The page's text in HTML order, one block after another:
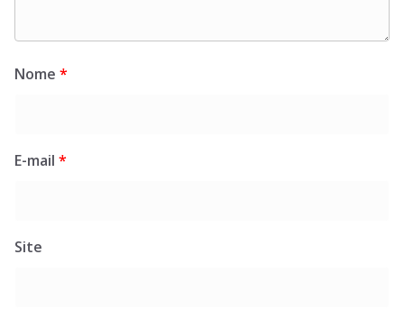
Nome *
E-mail *
Site